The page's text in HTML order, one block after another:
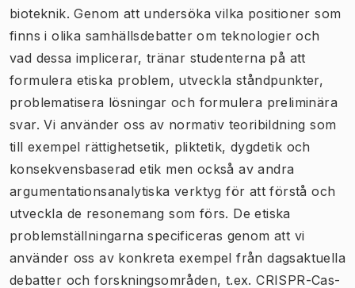
bioteknik. Genom att undersöka vilka positioner som
finns i olika samhällsdebatter om teknologier och
vad dessa implicerar, tränar studenterna på att
formulera etiska problem, utveckla ståndpunkter,
problematisera lösningar och formulera preliminära
svar. Vi använder oss av normativ teoribildning som
till exempel rättighetsetik, pliktetik, dygdetik och
konsekvensbaserad etik men också av andra
argumentationsanalytiska verktyg för att förstå och
utveckla de resonemang som förs. De etiska
problemställningarna specificeras genom att vi
använder oss av konkreta exempel från dagsaktuella
debatter och forskningsområden, t.ex. CRISPR-Cas-